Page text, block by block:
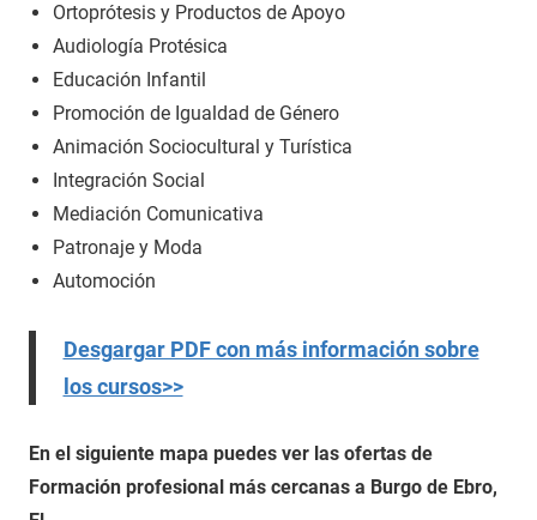
Ortoprótesis y Productos de Apoyo
Audiología Protésica
Educación Infantil
Promoción de Igualdad de Género
Animación Sociocultural y Turística
Integración Social
Mediación Comunicativa
Patronaje y Moda
Automoción
Desgargar PDF con más información sobre
los cursos>>
En el siguiente mapa puedes ver las ofertas de
Formación profesional más cercanas a Burgo de Ebro,